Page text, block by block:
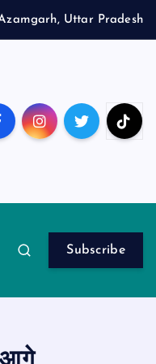
Uttar Pradesh
Subscribe